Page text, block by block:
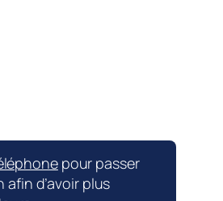
pour passer
d’avoir plus